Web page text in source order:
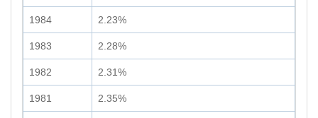
1984 2.23%
1983 2.28%
1982 2.31%
1981 2.35%